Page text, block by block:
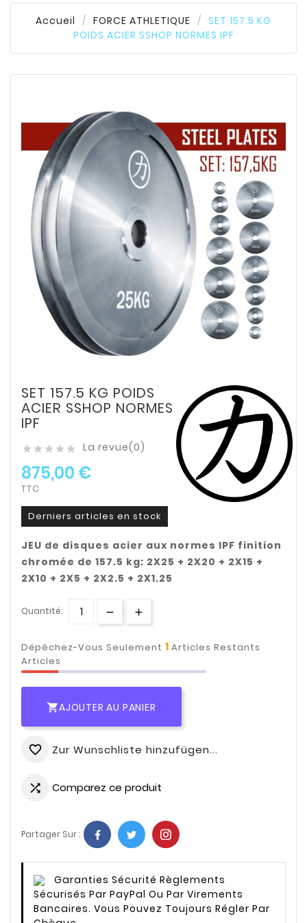
Accueil FORCE ATHLETIQUE
SET 157.5 KG
POIDS ACIER SSHOP NORMES IPF
SET 157.5 KG POIDS
ACIER SSHOP NORMES
IPF
     La revue(0)
875,00 €
TTC
Derniers articles en stock
JEU de disques acier aux normes IPF finition
chromée de 157.5 kg: 2X25 + 2X20 + 2X15 +
2X10 + 2X5 + 2X2.5 + 2X1.25
Quantité:
Dépêchez-Vous Seulement 1 Articles Restants
Articles
AJOUTER AU PANIER
favorite_border Zur Wunschliste hinzufügen...
 Comparez ce produit
Partager Sur :
Garanties Sécurité Règlements
Sécurisés Par PayPal Ou Par Virements
Bancaires. Vous Pouvez Toujours Régler Par